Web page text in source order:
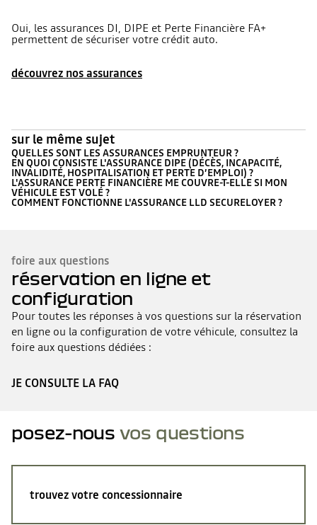
Oui, les assurances DI, DIPE et Perte Financière FA+
permettent de sécuriser votre crédit auto.
découvrez nos assurances
sur le même sujet
QUELLES SONT LES ASSURANCES EMPRUNTEUR ?
EN QUOI CONSISTE L'ASSURANCE DIPE (DÉCÈS, INCAPACITÉ,
INVALIDITÉ, HOSPITALISATION ET PERTE D’EMPLOI) ?
L'ASSURANCE PERTE FINANCIÈRE ME COUVRE-T-ELLE SI MON
VÉHICULE EST VOLÉ ?
COMMENT FONCTIONNE L'ASSURANCE LLD SECURELOYER ?
foire aux questions
réservation en ligne et
configuration
Pour toutes les réponses à vos questions sur la réservation
en ligne ou la configuration de votre véhicule, consultez la
foire aux questions dédiées :
JE CONSULTE LA FAQ
posez-nous vos questions
trouvez votre concessionnaire